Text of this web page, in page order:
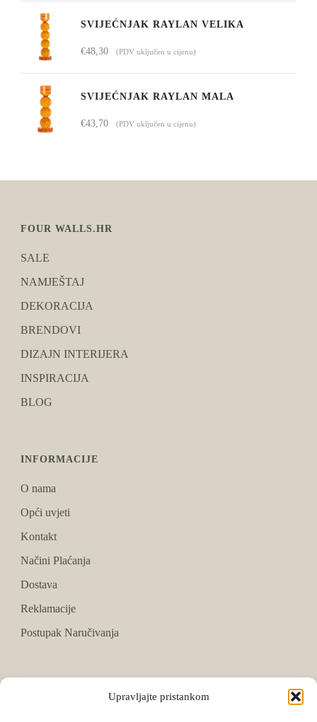
Upravljajte pristankom
SVIJEĆNJAK RAYLAN VELIKA
€48,30 (PDV uključen u cijenu)
SVIJEĆNJAK RAYLAN MALA
€43,70 (PDV uključen u cijenu)
FOUR WALLS.HR
SALE
NAMJEŠTAJ
DEKORACIJA
BRENDOVI
DIZAJN INTERIJERA
INSPIRACIJA
BLOG
INFORMACIJE
O nama
Opći uvjeti
Kontakt
Načini Plaćanja
Dostava
Reklamacije
Postupak Naručivanja